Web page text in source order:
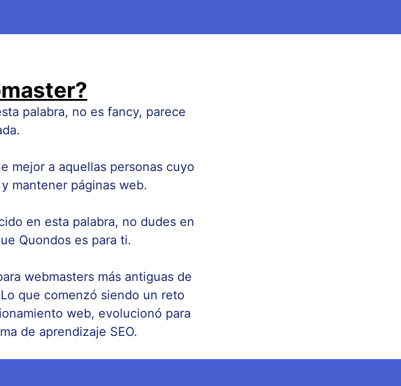
palabra, no es fancy, parece
mejor a aquellas personas cuyo
mantener páginas web.
en esta palabra, no dudes en
Quondos es para ti.
webmasters más antiguas de
que comenzó siendo un reto
web, evolucionó para
de aprendizaje SEO.